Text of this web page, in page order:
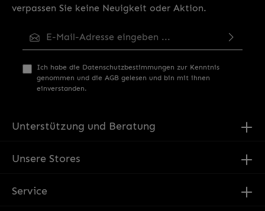
verpassen Sie keine Neuigkeit oder Aktion.
E-Mail-Adresse*
Ich habe die Datenschutzbestimmungen zur Kenntnis
genommen und die AGB gelesen und bin mit ihnen
einverstanden.
Unterstützung und Beratung
Unsere Stores
Service